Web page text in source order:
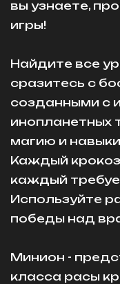
вы узнаете,
игры!
Найдите все
сразитесь с
созданными с
инопланетных
магию и
Каждый
каждый
Используйте
победы над
Минион -
класса расы